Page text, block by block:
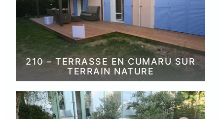
210 – TERRASSE EN CUMARU SUR
TERRAIN NATURE